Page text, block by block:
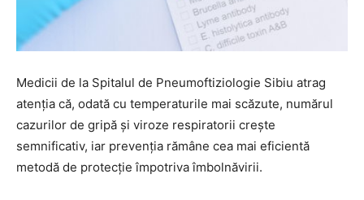
Medicii de la Spitalul de Pneumoftiziologie Sibiu atrag
atenția că, odată cu temperaturile mai scăzute, numărul
cazurilor de gripă și viroze respiratorii crește
semnificativ, iar prevenția rămâne cea mai eficientă
metodă de protecție împotriva îmbolnăvirii.